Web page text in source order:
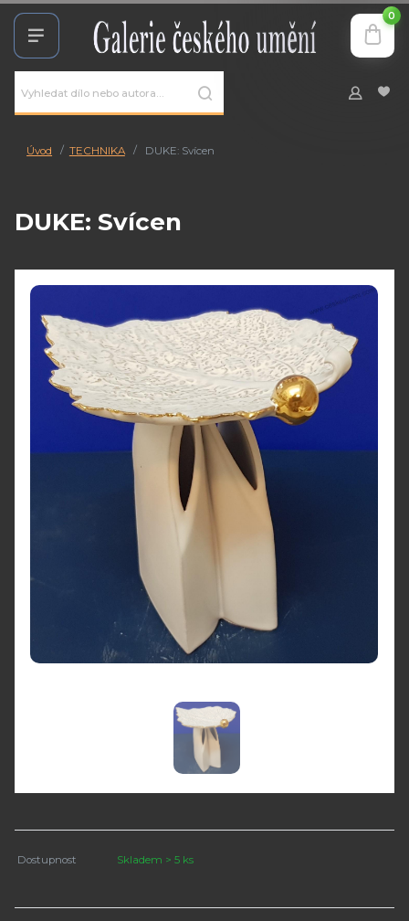
0
Úvod TECHNIKA DUKE: Svícen
DUKE: Svícen
Dostupnost Skladem > 5 ks